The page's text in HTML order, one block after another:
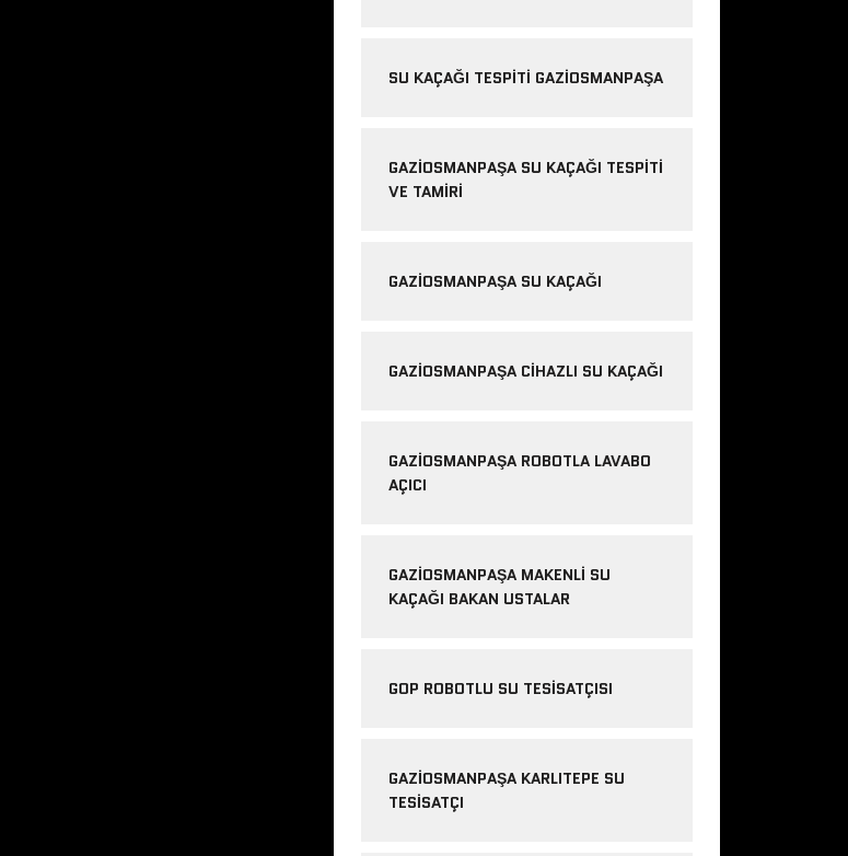
SU KAÇAĞI TESPITI GAZIOSMANPAŞA
GAZIOSMANPAŞA SU KAÇAĞI TESPITI
VE TAMIRI
GAZIOSMANPAŞA SU KAÇAĞI
GAZIOSMANPAŞA CIHAZLI SU KAÇAĞI
GAZIOSMANPAŞA ROBOTLA LAVABO
AÇICI
GAZIOSMANPAŞA MAKENLI SU
KAÇAĞI BAKAN USTALAR
GOP ROBOTLU SU TESISATÇISI
GAZIOSMANPAŞA KARLITEPE SU
TESISATÇI